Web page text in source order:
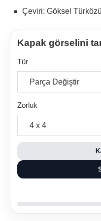
Çeviri: Göksel Türközü
Kapak görselini
Tür
Zorluk